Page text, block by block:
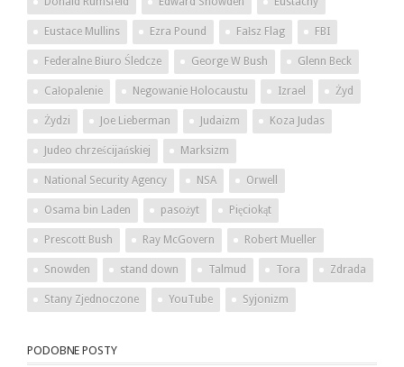
Eustace Mullins Ezra Pound Fałsz Flag FBI
Federalne Biuro Śledcze George W Bush Glenn Beck
Całopalenie Negowanie Holocaustu Izrael Żyd
Żydzi Joe Lieberman Judaizm Koza Judas
Judeo chrześcijańskiej Marksizm
National Security Agency NSA Orwell
Osama bin Laden pasożyt Pięciokąt
Prescott Bush Ray McGovern Robert Mueller
Snowden stand down Talmud Tora Zdrada
Stany Zjednoczone YouTube Syjonizm
PODOBNE POSTY